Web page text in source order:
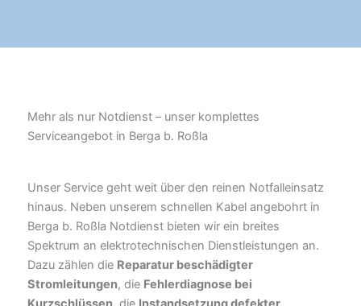
Mehr als nur Notdienst – unser komplettes
Serviceangebot in Berga b. Roßla
Unser Service geht weit über den reinen Notfalleinsatz
hinaus. Neben unserem schnellen Kabel angebohrt in
Berga b. Roßla Notdienst bieten wir ein breites
Spektrum an elektrotechnischen Dienstleistungen an.
Dazu zählen die Reparatur beschädigter
Stromleitungen, die Fehlerdiagnose bei